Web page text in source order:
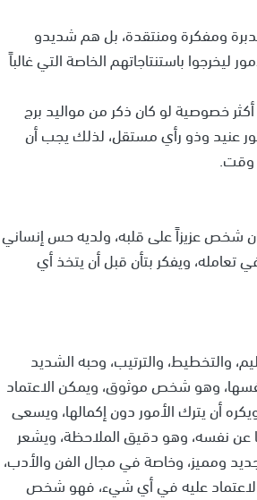
ومفكرة ومنتقدة، بل هم شديدو
ليخرجوا باستنتاجاتهم الخاصة التي غالباً
أكثر خصوصية لو كان ذكر من مواليد برج
عنيد وذو رأي مستقل، لذلك يجب أن
وقت.
شخص عزيزاً على قلبه، ولديه حس إنساني
ويفكر بتأن قبل أن يتخذ أي
والتخطيط، والترتيب، وحبه الشديد
نفسها، وهو شخص موثوق، ويمكن الاعتماد
أن يترك الأمور دون إكمالها، ويسعى
عن نفسه، وهو دقيق الملاحظة، ويشعر
ومميز، وخاصة في مجال الفن والأدب،
الاعتماد عليه في أي شيء، فهو شخص